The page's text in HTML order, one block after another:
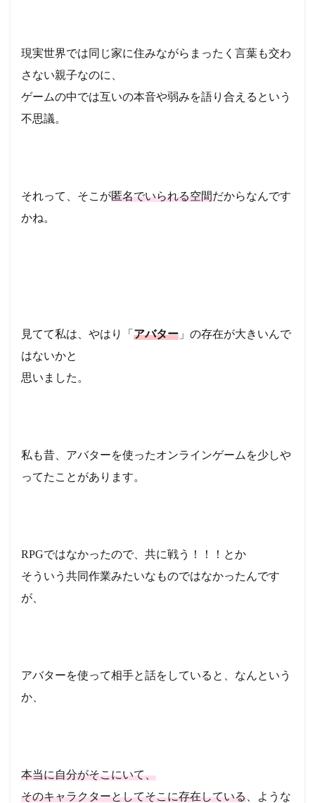
現実世界では同じ家に住みながらまったく言葉も交わ
さない親子なのに、
ゲームの中では互いの本音や弱みを語り合えるという
不思議。
それって、そこが匿名でいられる空間だからなんです
かね。
見てて私は、やはり「 アバター 」の存在が大きいんで
はないかと
思いました。
私も昔、アバターを使ったオンラインゲームを少しや
ってたことがあります。
RPGではなかったので、共に戦う！！！とか
そういう共同作業みたいなものではなかったんです
が、
アバターを使って相手と話をしていると、なんという
か、
本当に自分がそこにいて、
そのキャラクターとしてそこに存在している 、ような